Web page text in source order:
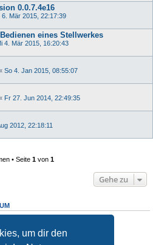
um dir den
0.0.7.4e16
6. Mär 2015, 22:17:39
eines Stellwerkes
4. Mär 2015, 16:20:43
So 4. Jan 2015, 08:55:07
Fr 27. Jun 2014, 22:49:35
2012, 22:18:11
• Seite 1 von 1
Gehe zu
Forum erstellen.
nichtändern.
nicht löschen.